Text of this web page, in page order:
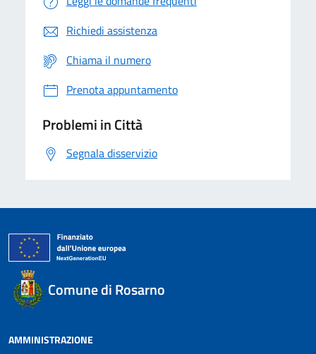
Richiedi assistenza
Chiama il numero
Prenota appuntamento
Problemi in Città
Segnala disservizio
Comune di Rosarno
AMMINISTRAZIONE